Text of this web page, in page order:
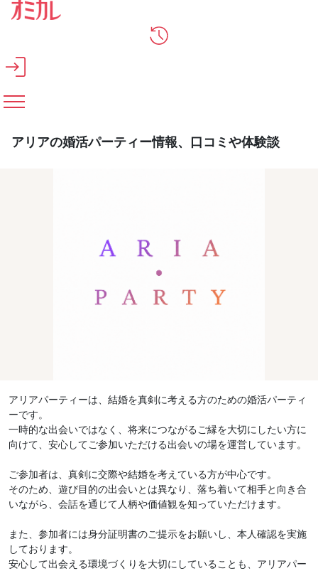
メインコンテンツへスキップ
アリアの婚活パーティー情報、口コミや体験談
アリアパーティーは、結婚を真剣に考える方のための婚活パーティ
ーです。
一時的な出会いではなく、将来につながるご縁を大切にしたい方に
向けて、安心してご参加いただける出会いの場を運営しています。
ご参加者は、真剣に交際や結婚を考えている方が中心です。
そのため、遊び目的の出会いとは異なり、落ち着いて相手と向き合
いながら、会話を通じて人柄や価値観を知っていただけます。
また、参加者には身分証明書のご提示をお願いし、本人確認を実施
しております。
安心して出会える環境づくりを大切にしていることも、アリアパー